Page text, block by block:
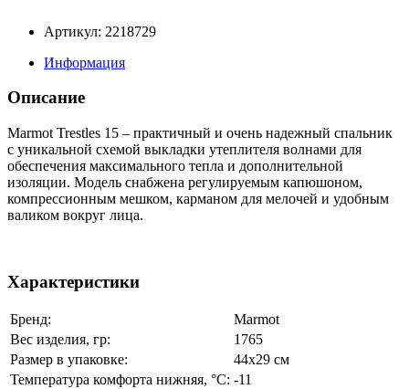
Артикул: 2218729
Информация
Описание
Marmot Trestles 15 – практичный и очень надежный спальник
с уникальной схемой выкладки утеплителя волнами для
обеспечения максимального тепла и дополнительной
изоляции. Модель снабжена регулируемым капюшоном,
компрессионным мешком, карманом для мелочей и удобным
валиком вокруг лица.
Характеристики
Бренд:
Marmot
Вес изделия, гр:
1765
Размер в упаковке:
44х29 см
Температура комфорта нижняя, °С: -11